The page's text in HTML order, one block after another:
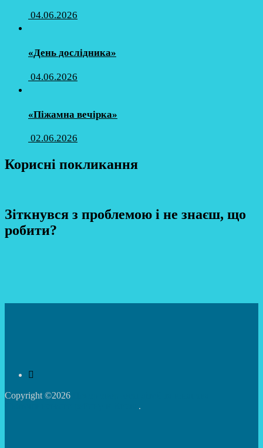
04.06.2026
«День дослідника»
04.06.2026
«Піжамна вечірка»
02.06.2026
Корисні покликання
Зіткнувся з проблемою і не знаєш, що
робити?
Copyright ©2026
.